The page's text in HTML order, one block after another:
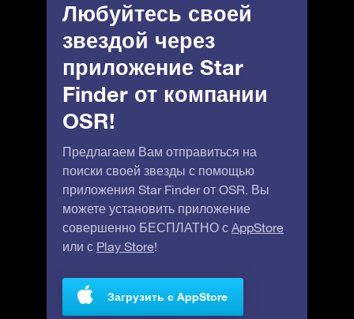
Любуйтесь своей
звездой через
приложение Star
Finder от компании
OSR!
Предлагаем Вам отправиться на
поиски своей звезды с помощью
приложения Star Finder от OSR. Вы
можете установить приложение
совершенно БЕСПЛАТНО с AppStore
или с Play Store!
Загрузить с AppStore